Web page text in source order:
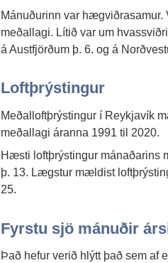
Mánuðurinn var hægviðrasamur.
meðallagi. Lítið var um
á Austfjörðum þ. 6. og á
Loftþrýstingur
Meðalloftþrýstingur í Reykjavík
meðallagi áranna 1991 til 2020.
Hæsti loftþrýstingur mánaðarins
þ. 13. Lægstur mældist
25.
Fyrstu sjö mánuðir
Það hefur verið hlýtt það sem af